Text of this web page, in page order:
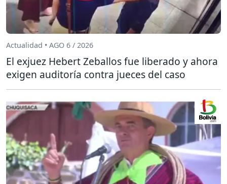
Actualidad • AGO 6 / 2026
El exjuez Hebert Zeballos fue liberado y ahora
exigen auditoría contra jueces del caso